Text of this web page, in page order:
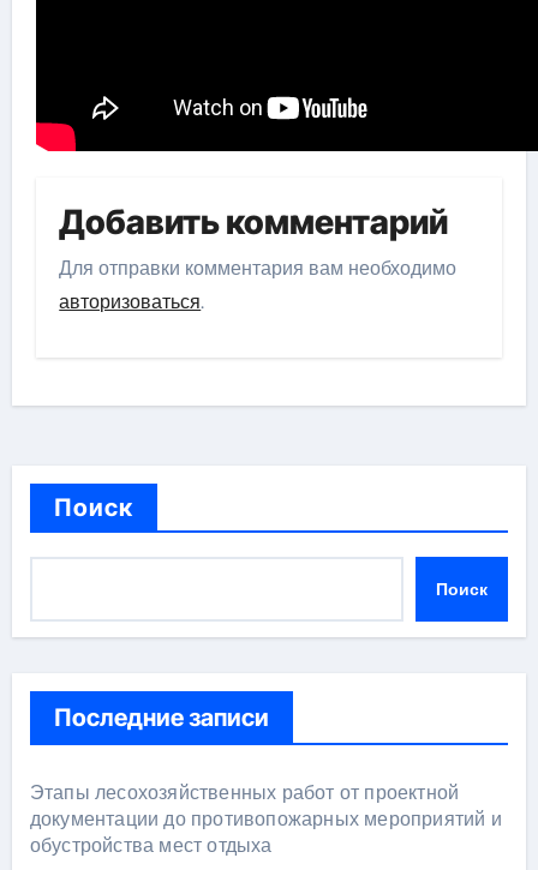
Добавить комментарий
Для отправки комментария вам необходимо
авторизоваться.
Поиск
Поиск
Последние записи
Этапы лесохозяйственных работ от проектной
документации до противопожарных мероприятий и
обустройства мест отдыха